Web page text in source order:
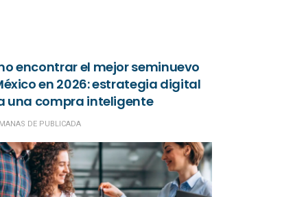
encontrar el mejor seminuevo
en 2026: estrategia digital
una compra inteligente
DE PUBLICADA